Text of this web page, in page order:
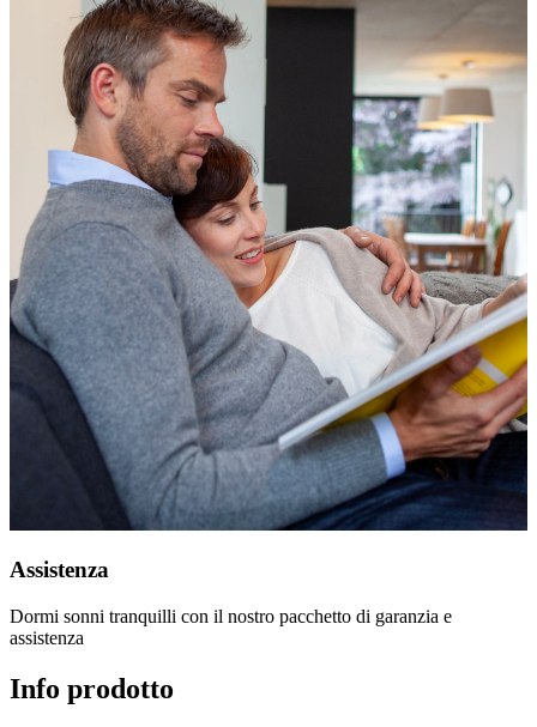
Assistenza
Dormi sonni tranquilli con il nostro pacchetto di garanzia e
assistenza
Info prodotto